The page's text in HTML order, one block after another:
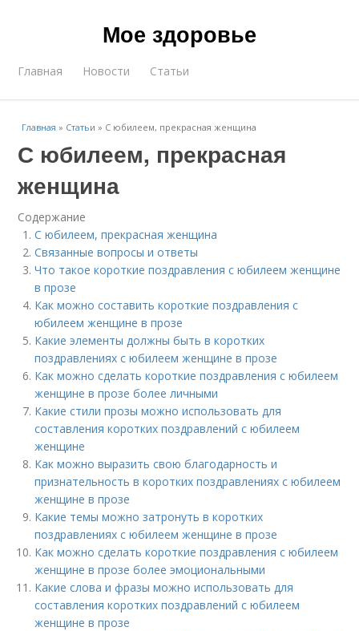
Мое здоровье
Главная Новости Статьи
Главная » Статьи » С юбилеем, прекрасная женщина
С юбилеем, прекрасная
женщина
Содержание
С юбилеем, прекрасная женщина
Связанные вопросы и ответы
Что такое короткие поздравления с юбилеем женщине
в прозе
Как можно составить короткие поздравления с
юбилеем женщине в прозе
Какие элементы должны быть в коротких
поздравлениях с юбилеем женщине в прозе
Как можно сделать короткие поздравления с юбилеем
женщине в прозе более личными
Какие стили прозы можно использовать для
составления коротких поздравлений с юбилеем
женщине
Как можно выразить свою благодарность и
признательность в коротких поздравлениях с юбилеем
женщине в прозе
Какие темы можно затронуть в коротких
поздравлениях с юбилеем женщине в прозе
Как можно сделать короткие поздравления с юбилеем
женщине в прозе более эмоциональными
Какие слова и фразы можно использовать для
составления коротких поздравлений с юбилеем
женщине в прозе